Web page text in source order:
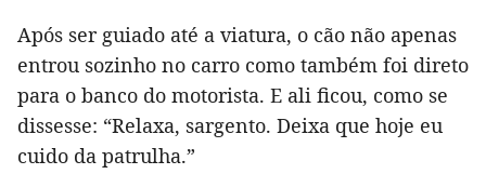
Após ser guiado até a viatura, o cão não apenas
entrou sozinho no carro como também foi direto
para o banco do motorista. E ali ficou, como se
dissesse: “Relaxa, sargento. Deixa que hoje eu
cuido da patrulha.”